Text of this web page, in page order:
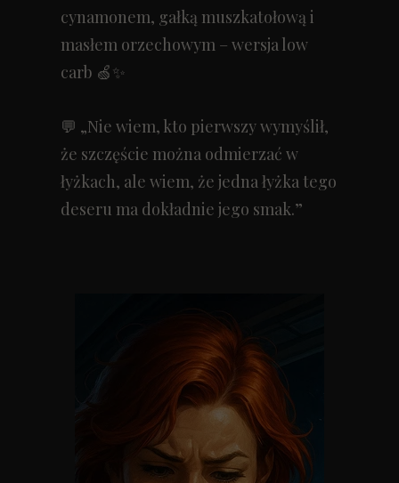
cynamonem, gałką muszkatołową i
masłem orzechowym – wersja low
carb 🍏✨
💬 „Nie wiem, kto pierwszy wymyślił,
że szczęście można odmierzać w
łyżkach, ale wiem, że jedna łyżka tego
deseru ma dokładnie jego smak.”